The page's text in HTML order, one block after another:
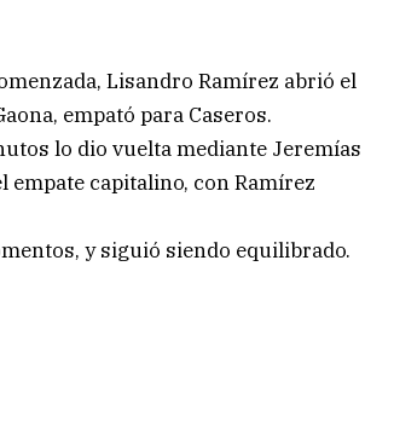
Lisandro Ramírez abrió el
empató para Caseros.
lo dio vuelta mediante Jeremías
empate capitalino, con Ramírez
y siguió siendo equilibrado.